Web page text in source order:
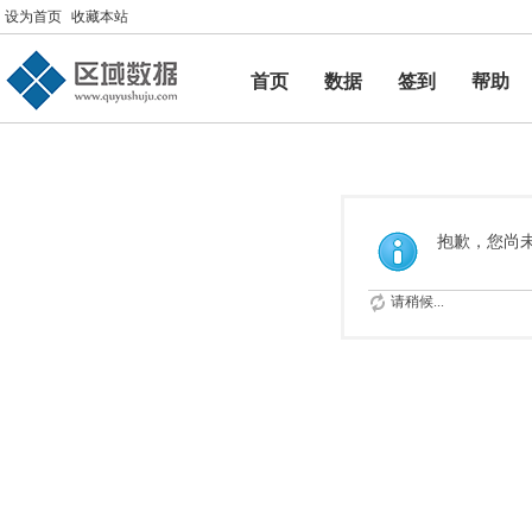
设为首页 收藏本站
首页 数据 签到
帮助
帮助
抱歉，您尚
请稍候...